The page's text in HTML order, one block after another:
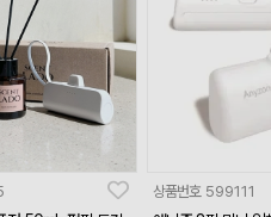
상품번호 599111